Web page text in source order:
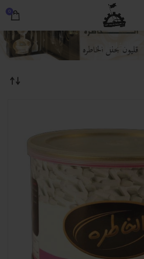
0
الخاطره